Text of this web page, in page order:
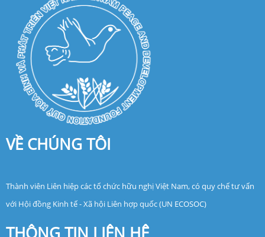
VỀ CHÚNG TÔI
Thành viên Liên hiệp các tổ chức hữu nghị Việt Nam, có quy chế tư vấn
với Hội đồng Kinh tế - Xã hội Liên hợp quốc (UN ECOSOC)